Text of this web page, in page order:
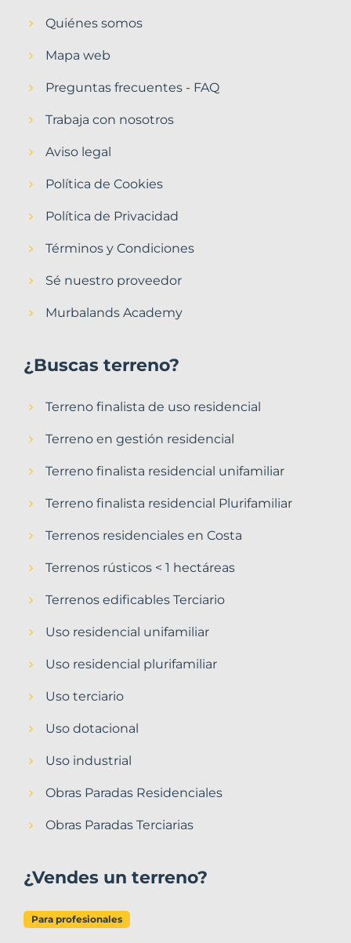
Quiénes somos
Mapa web
Preguntas frecuentes - FAQ
Trabaja con nosotros
Aviso legal
Política de Cookies
Política de Privacidad
Términos y Condiciones
Sé nuestro proveedor
Murbalands Academy
¿Buscas terreno?
Terreno finalista de uso residencial
Terreno en gestión residencial
Terreno finalista residencial unifamiliar
Terreno finalista residencial Plurifamiliar
Terrenos residenciales en Costa
Terrenos rústicos < 1 hectáreas
Terrenos edificables Terciario
Uso residencial unifamiliar
Uso residencial plurifamiliar
Uso terciario
Uso dotacional
Uso industrial
Obras Paradas Residenciales
Obras Paradas Terciarias
¿Vendes un terreno?
Para profesionales